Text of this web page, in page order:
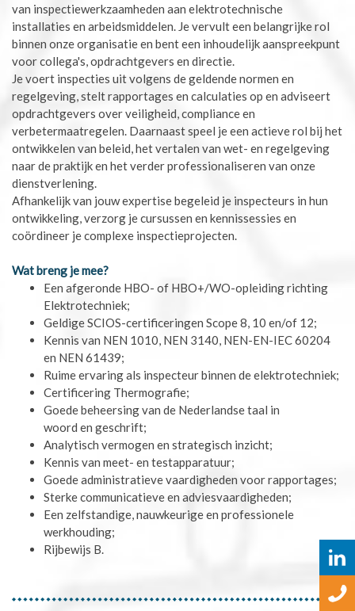
van inspectiewerkzaamheden aan elektrotechnische
installaties en arbeidsmiddelen. Je vervult een belangrijke rol
binnen onze organisatie en bent een inhoudelijk aanspreekpunt
voor collega's, opdrachtgevers en directie.
Je voert inspecties uit volgens de geldende normen en
regelgeving, stelt rapportages en calculaties op en adviseert
opdrachtgevers over veiligheid, compliance en
verbetermaatregelen. Daarnaast speel je een actieve rol bij het
ontwikkelen van beleid, het vertalen van wet- en regelgeving
naar de praktijk en het verder professionaliseren van onze
dienstverlening.
Afhankelijk van jouw expertise begeleid je inspecteurs in hun
ontwikkeling, verzorg je cursussen en kennissessies en
coördineer je complexe inspectieprojecten.
Wat breng je mee?
Een afgeronde HBO- of HBO+/WO-opleiding richting
Elektrotechniek;
Geldige SCIOS-certificeringen Scope 8, 10 en/of 12;
Kennis van NEN 1010, NEN 3140, NEN-EN-IEC 60204
en NEN 61439;
Ruime ervaring als inspecteur binnen de elektrotechniek;
Certificering Thermografie;
Goede beheersing van de Nederlandse taal in
woord en geschrift;
Analytisch vermogen en strategisch inzicht;
Kennis van meet- en testapparatuur;
Goede administratieve vaardigheden voor rapportages;
Sterke communicatieve en adviesvaardigheden;
Een zelfstandige, nauwkeurige en professionele
werkhouding;
Rijbewijs B.